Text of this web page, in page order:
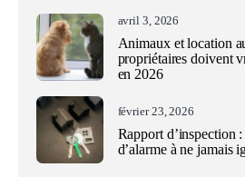
avril 3, 2026
Animaux et location
propriétaires doivent
en 2026
février 23, 2026
Rapport d’inspection
d’alarme à ne jamais